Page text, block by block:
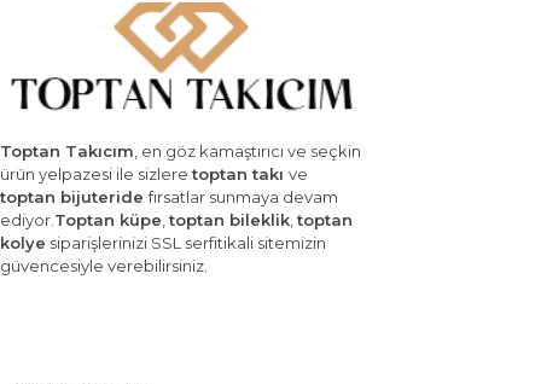
Toptan Takıcım , en göz kamaştırıcı ve seçkin
ürün yelpazesi ile sizleretoptan takı ve
toptan bijuteridefırsatlar sunmaya devam
ediyor. Toptan küpe ,toptan bileklik ,toptan
kolye siparişlerinizi SSL serfitikali sitemizin
güvencesiyle verebilirsiniz.